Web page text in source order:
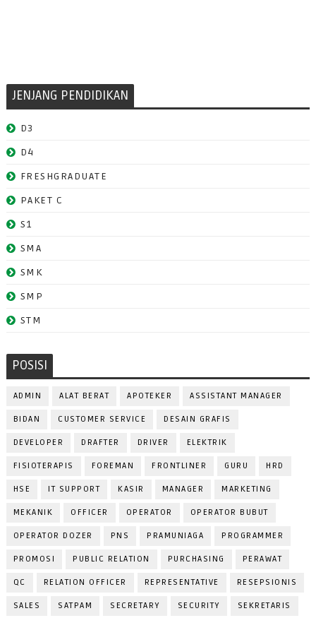
JENJANG PENDIDIKAN
D3
D4
FRESHGRADUATE
PAKET C
S1
SMA
SMK
SMP
STM
POSISI
ADMIN ALAT BERAT APOTEKER ASSISTANT MANAGER
BIDAN CUSTOMER SERVICE DESAIN GRAFIS
DEVELOPER DRAFTER DRIVER ELEKTRIK
FISIOTERAPIS FOREMAN FRONTLINER GURU HRD
HSE IT SUPPORT KASIR MANAGER MARKETING
MEKANIK OFFICER OPERATOR OPERATOR BUBUT
OPERATOR DOZER PNS PRAMUNIAGA PROGRAMMER
PROMOSI PUBLIC RELATION PURCHASING PERAWAT
QC RELATION OFFICER REPRESENTATIVE RESEPSIONIS
SALES SATPAM SECRETARY SECURITY SEKRETARIS